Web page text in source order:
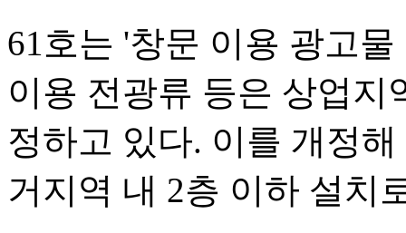
61호는 '창문 이용 광고
이용 전광류 등은 상업지
정하고 있다. 이를 개정
거지역 내 2층 이하 설치